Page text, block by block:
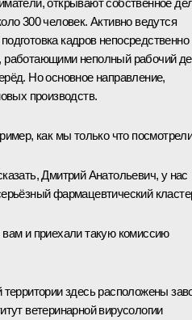
300 человек. Активно ведутся
кадров непосредственно
работающими неполный рабочий
Но основное направление,
производств.
как мы только что
Дмитрий Анатольевич, у нас
фармацевтический
и приехали такую комиссию
здесь расположены
ветеринарной вирусологии